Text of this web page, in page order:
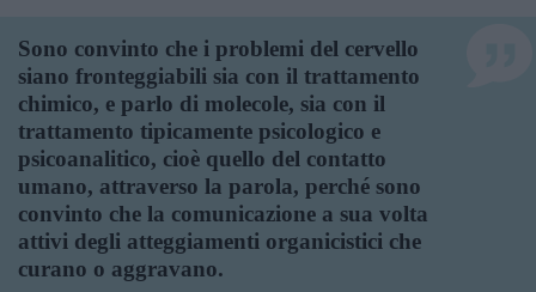
Sono convinto che i problemi del cervello
siano fronteggiabili sia con il trattamento
chimico, e parlo di molecole, sia con il
trattamento tipicamente psicologico e
psicoanalitico, cioè quello del contatto
umano, attraverso la parola, perché sono
convinto che la comunicazione a sua volta
attivi degli atteggiamenti organicistici che
curano o aggravano.